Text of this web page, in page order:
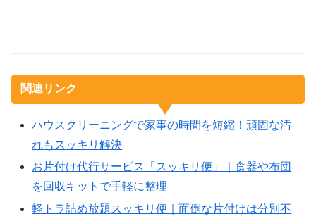
関連リンク
ハウスクリーニングで家事の時間を短縮！頑固な汚
れもスッキリ解決
お片付け代行サービス「スッキリ便」｜食器や布団
を回収キットで手軽に整理
軽トラ詰め放題スッキリ便｜面倒な片付けは分別不